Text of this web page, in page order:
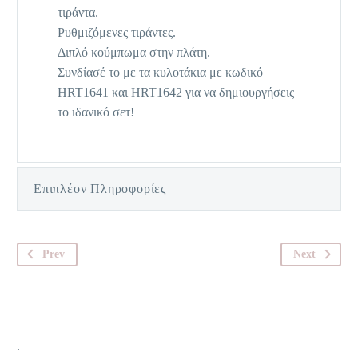
τιράντα.
Ρυθμιζόμενες τιράντες.
Διπλό κούμπωμα στην πλάτη.
Συνδίασέ το με τα κυλοτάκια με κωδικό
HRT1641 και HRT1642 για να δημιουργήσεις
το ιδανικό σετ!
Επιπλέον Πληροφορίες
Prev Next
.